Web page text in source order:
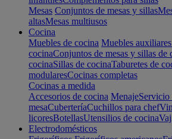
Mesas Conjuntos de mesas y sillas
altasMesas multiusos
Cocina
Muebles de cocina Muebles
cocinaConjuntos de mesas y sillas de
cocinaSillas de cocinaTaburetes de
modularesCocinas completas
Cocinas a medida
Accesorios de cocina MenajeServicio
mesaCuberteríaCuchillos para chef
licoresBotellasUtensilios de cocina
Electrodomésticos